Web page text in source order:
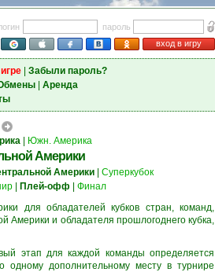
пароль
вход в игру
| Забыли пароль?
| Аренда
| Южн. Америка
Америки
Америки| Суперкубок
| Плей-офф
Финал
для обладателей кубков стран, команд,
Америки и обладателя прошлогоднего кубка,
этап для каждой команды определяется
одному дополнительному месту в турнире